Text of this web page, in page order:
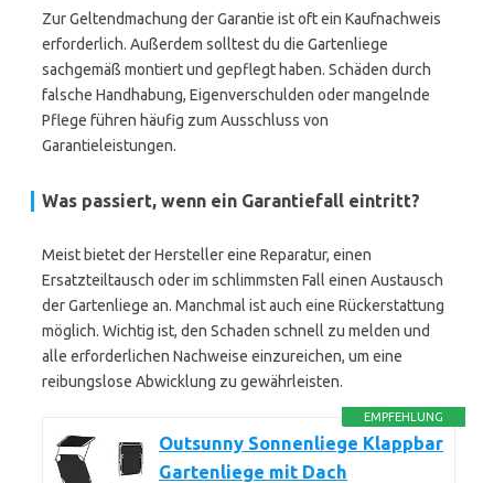
Zur Geltendmachung der Garantie ist oft ein Kaufnachweis
erforderlich. Außerdem solltest du die Gartenliege
sachgemäß montiert und gepflegt haben. Schäden durch
falsche Handhabung, Eigenverschulden oder mangelnde
Pflege führen häufig zum Ausschluss von
Garantieleistungen.
Was passiert, wenn ein Garantiefall eintritt?
Meist bietet der Hersteller eine Reparatur, einen
Ersatzteiltausch oder im schlimmsten Fall einen Austausch
der Gartenliege an. Manchmal ist auch eine Rückerstattung
möglich. Wichtig ist, den Schaden schnell zu melden und
alle erforderlichen Nachweise einzureichen, um eine
reibungslose Abwicklung zu gewährleisten.
EMPFEHLUNG
Outsunny Sonnenliege Klappbar
Gartenliege mit Dach